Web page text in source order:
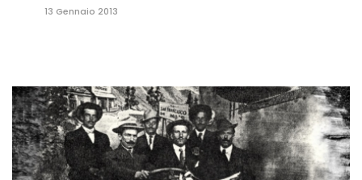
13 Gennaio 2013